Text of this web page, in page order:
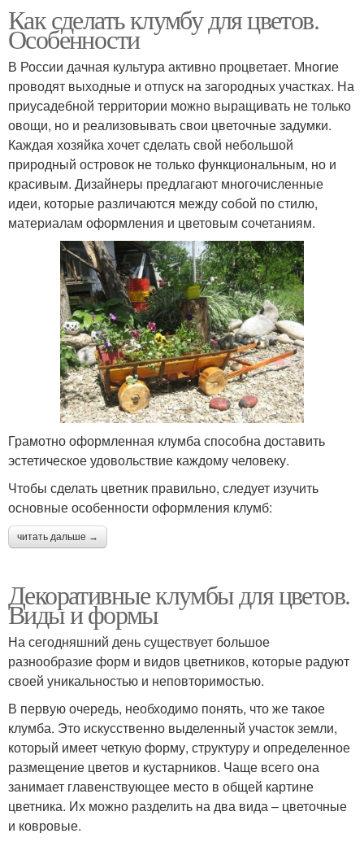
Как сделать клумбу для цветов.
Особенности
В России дачная культура активно процветает. Многие
проводят выходные и отпуск на загородных участках. На
приусадебной территории можно выращивать не только
овощи, но и реализовывать свои цветочные задумки.
Каждая хозяйка хочет сделать свой небольшой
природный островок не только функциональным, но и
красивым. Дизайнеры предлагают многочисленные
идеи, которые различаются между собой по стилю,
материалам оформления и цветовым сочетаниям.
Грамотно оформленная клумба способна доставить
эстетическое удовольствие каждому человеку.
Чтобы сделать цветник правильно, следует изучить
основные особенности оформления клумб:
читать дальше →
Декоративные клумбы для цветов.
Виды и формы
На сегодняшний день существует большое
разнообразие форм и видов цветников, которые радуют
своей уникальностью и неповторимостью.
В первую очередь, необходимо понять, что же такое
клумба. Это искусственно выделенный участок земли,
который имеет четкую форму, структуру и определенное
размещение цветов и кустарников. Чаще всего она
занимает главенствующее место в общей картине
цветника. Их можно разделить на два вида – цветочные
и ковровые.